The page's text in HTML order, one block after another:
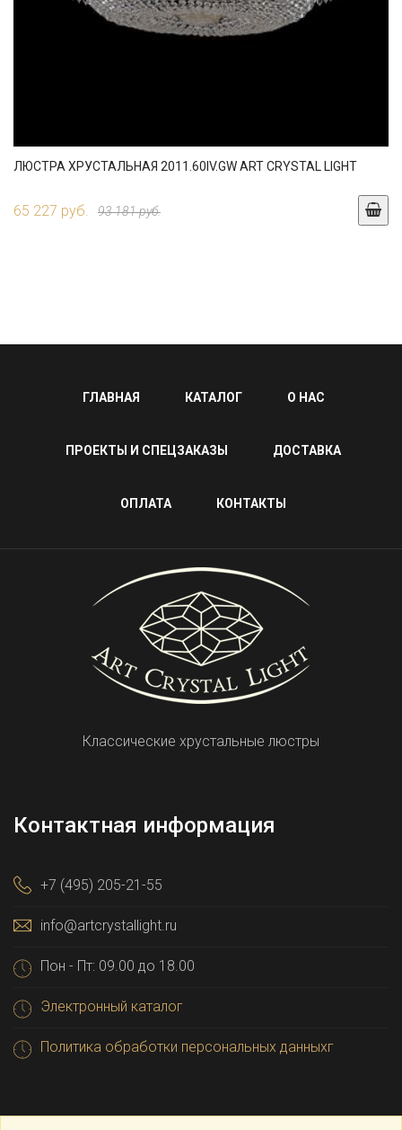
ЛЮСТРА ХРУСТАЛЬНАЯ 2011.60IV.GW ART CRYSTAL LIGHT
65 227 руб. 93 181 руб.
ГЛАВНАЯ КАТАЛОГ О НАС
ПРОЕКТЫ И СПЕЦЗАКАЗЫ ДОСТАВКА
ОПЛАТА КОНТАКТЫ
Классические хрустальные люстры
Контактная информация
+7 (495) 205-21-55
info@artcrystallight.ru
Пон - Пт: 09.00 до 18.00
Электронный каталог
Политика обработки персональных данныхг